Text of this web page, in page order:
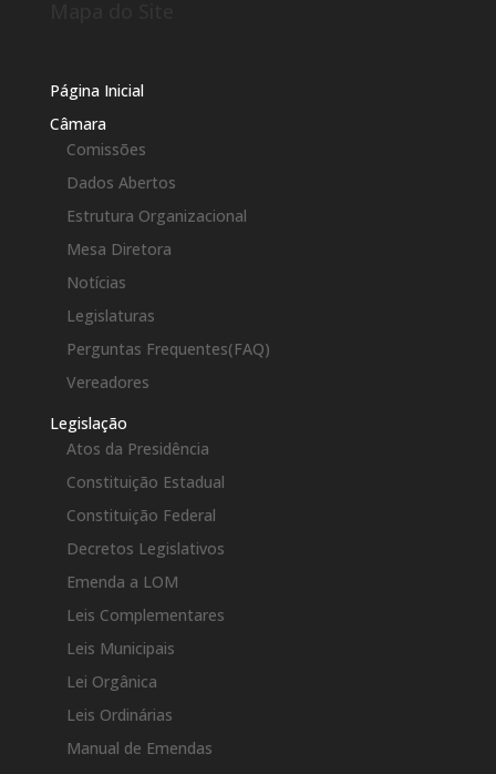
Página Inicial
Câmara
Comissões
Dados Abertos
Estrutura Organizacional
Mesa Diretora
Notícias
Legislaturas
Perguntas Frequentes(FAQ)
Vereadores
Legislação
Atos da Presidência
Constituição Estadual
Constituição Federal
Decretos Legislativos
Emenda a LOM
Leis Complementares
Leis Municipais
Lei Orgânica
Leis Ordinárias
Manual de Emendas